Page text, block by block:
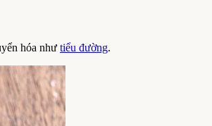
hóa như tiểu đường.